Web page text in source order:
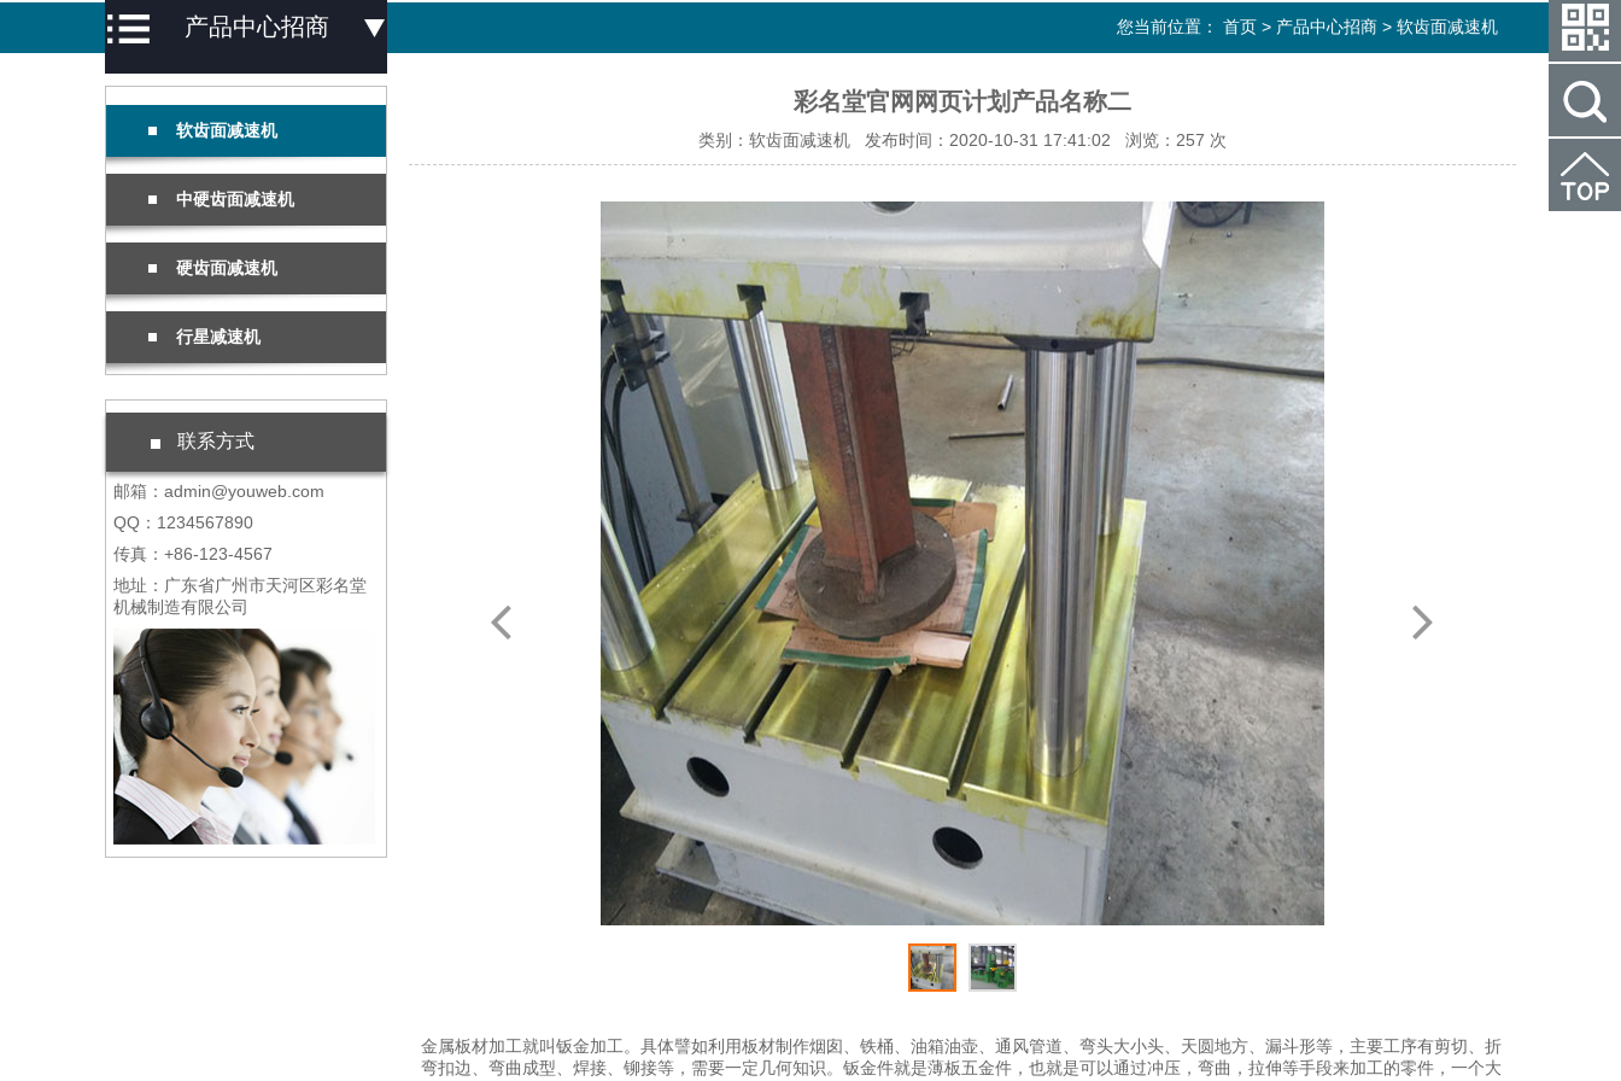
您当前位置： 首页 > 产品中心招商 > 软齿面减速机
产品中心招商
软齿面减速机
中硬齿面减速机
硬齿面减速机
行星减速机
联系方式
邮箱：admin@youweb.com
QQ：1234567890
传真：+86-123-4567
地址：广东省广州市天河区彩名堂
机械制造有限公司
彩名堂官网网页计划产品名称二
类别：软齿面减速机 发布时间：2020-10-31 17:41:02 浏览： 257 次
金属板材加工就叫钣金加工。具体譬如利用板材制作烟囱、铁桶、油箱油壶、通风管道、弯头大小头、天圆地方、漏斗形等，主要工序有剪切、折
弯扣边、弯曲成型、焊接、铆接等，需要一定几何知识。钣金件就是薄板五金件，也就是可以通过冲压，弯曲，拉伸等手段来加工的零件，一个大